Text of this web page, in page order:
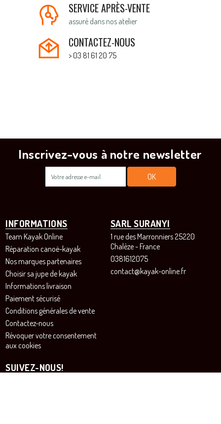
SERVICE APRÈS-VENTE
assuré dans nos atelier
CONTACTEZ-NOUS
> 03 81 61 20 75
Inscrivez-vous à notre newsletter
INFORMATIONS
Team Kayak Online
Réparation canoë-kayak
Nos marques partenaires
Choisir sa jupe de kayak
Informations livraison
Paiement sécurisé
Conditions générales de vente
Contactez-nous
Révoquer votre consentement
aux cookies
SARL SURANYI
1 rue des Marronniers 25220
Chalèze - France
0381612075
contact@kayak-online.fr
SUIVEZ-NOUS!